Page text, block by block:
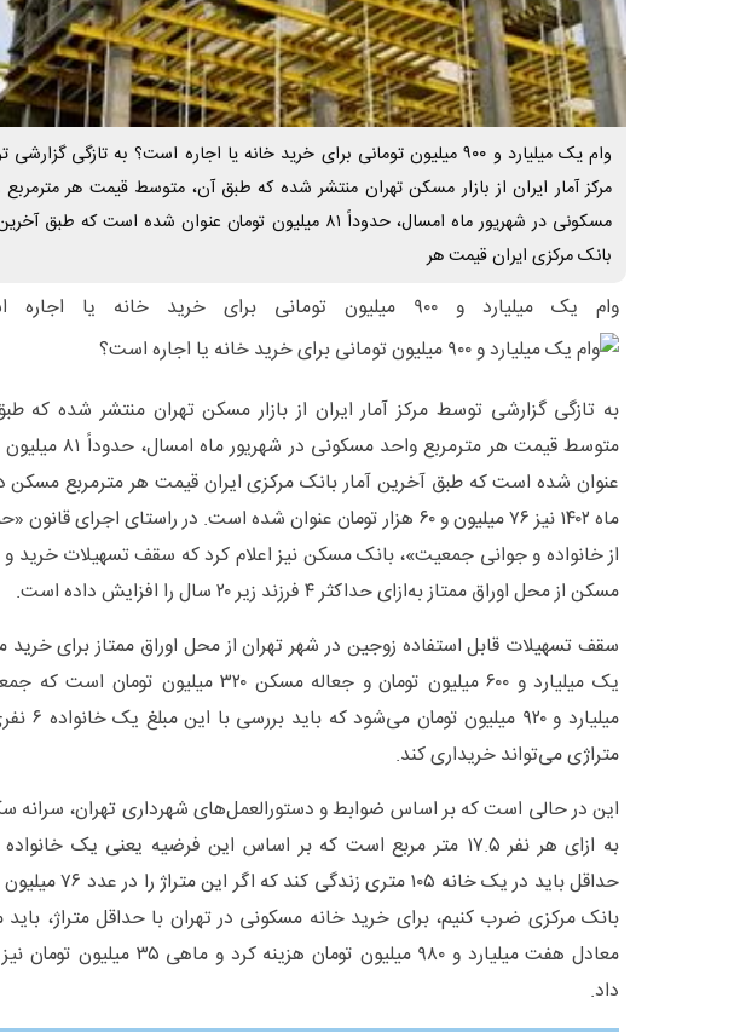
وام یک میلیارد و ۹۰۰ میلیون تومانی برای خرید خانه یا اجاره است؟ به تازگی
مرکز آمار ایران از بازار مسکن تهران منتشر شده که طبق آن، متوسط قیمت هر مترمربع
مسکونی در شهریور ماه امسال، حدوداً ۸۱ میلیون تومان عنوان شده است که طبق
بانک مرکزی ایران قیمت هر
وام یک میلیارد و ۹۰۰ میلیون تومانی برای خرید خانه یا اجاره است؟
به تازگی گزارشی توسط مرکز آمار ایران از بازار مسکن تهران منتشر شده که
متوسط قیمت هر مترمربع واحد مسکونی در
عنوان شده است که طبق آخرین آمار بانک مرکزی ایران قیمت هر مترمربع مسکن
ماه ۱۴۰۲ نیز ۷۶ میلیون و ۶۰ هزار تومان عنوان شده است. در راستای اجرای
از خانواده و جوانی جمعیت»، بانک مسکن نیز اعلام کرد که سقف تسهیلات خرید و
مسکن از محل اوراق ممتاز به‌ازای حداکثر ۴ فرزند زیر ۲۰ سال را افزایش داده است.
سقف تسهیلات قابل استفاده زوجین در شهر تهران از محل اوراق ممتاز برای
یک میلیارد و ۶۰۰ میلیون تومان و جعاله مسکن ۳۲۰ میلیون تومان
میلیارد و ۹۲۰ میلیون
متراژی می‌تواند خریداری کند.
این در حالی است که بر اساس ضوابط و دستورالعمل‌های شهرداری تهران، سرانه
حداقل باید در یک خانه ۱۰۵ متری زندگی کند که
بانک مرکزی ضرب کنیم، برای خرید خانه مسکونی در تهران با حداقل متراژ، باید
معادل هفت میلیارد و ۹۸۰ میلیون تومان هزینه کرد و ماهی
داد.